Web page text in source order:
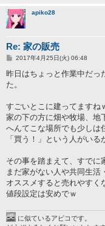
apiko28
Re: 家の販売
投
記
事
2017年4月25日(火) 06:48
昨日はちょっと作業中だっ
た。
すごいとこに建ってますね
家の下の方に畑や牧場、地
へんてこな場所でも少しは
「買う！」という人がいる
その事を踏まえて、すでに
まだ家がない人や共同生活
オススメすると売れやすく
値段設定は安めでｗ
に似ているアピコです。